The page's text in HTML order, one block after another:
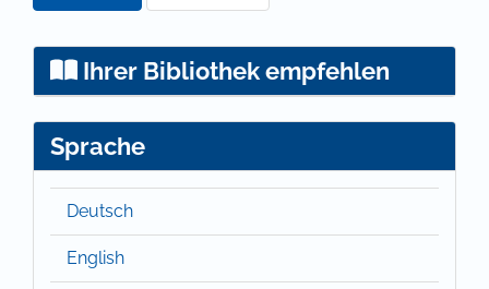
Ihrer Bibliothek empfehlen
Sprache
Deutsch
English